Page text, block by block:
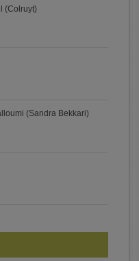
(Colruyt)
(Sandra Bekkari)